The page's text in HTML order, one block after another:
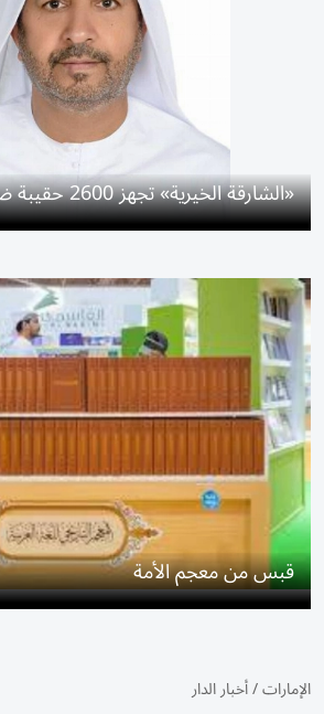
«الشارقة الخيرية» تجهز 2600 حقيبة ضمن «برداً وسلاماً»
قبس من معجم الأمة
الإمارات/أخبار الدار